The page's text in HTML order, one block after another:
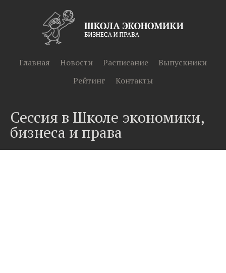
Главная Новости Расписание
Выпускники
Рейтинг
Контакты
Сессия в Школе экономики,
бизнеса и права